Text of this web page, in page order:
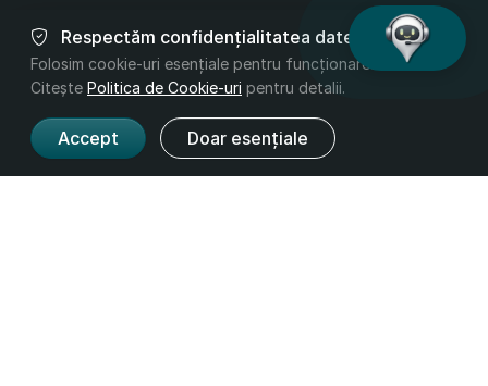
+40 756 392 332
Produs
Companie
Respectăm confidențialitatea datelor tale
Folosim cookie-uri esențiale pentru funcționarea site-ului.
Citește Politica de Cookie-uri pentru detalii.
Accept Doar esențiale